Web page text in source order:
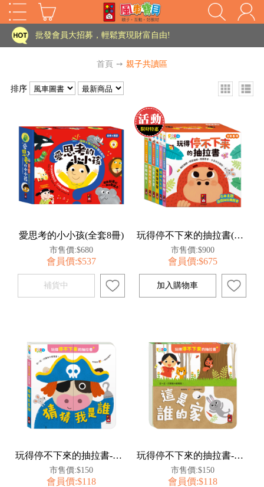
HOT
家長樂了!「風車書版集團暨FOOD超人企業總部」目前正興建中!
批發會員大招募，輕鬆實現財富自由!
老師您好!!幼教會員火熱招募中~
海外購物免煩惱！點我查看『海外購物流程說明』
家長樂了!「風車書版集團暨FOOD超人企業總部」目前正興建中!
批發會員大招募，輕鬆實現財富自由!
如需更改或重開發票 需在訂單成立三天內通知客服 寄回發票需附上回郵郵票
老師您好!!幼教會員火熱招募中~
首頁 ➙ 親子共讀區
排序
愛思考的小小孩(全套8冊)
市售價:$680
會員價:$537
玩得停不下來的抽拉書(全套6冊)
市售價:$900
會員價:$675
玩得停不下來的抽拉書-猜猜我是誰
市售價:$150
會員價:$118
玩得停不下來的抽拉書-這是誰的家
市售價:$150
會員價:$118